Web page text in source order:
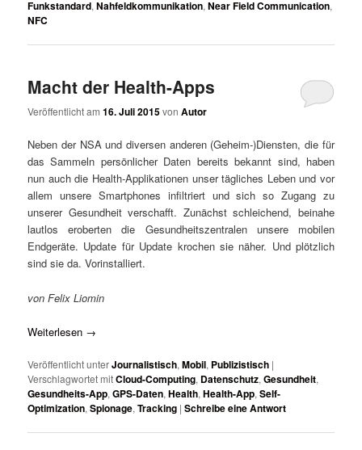
Funkstandard,Nahfeldkommunikation,Near Field Communication,
NFC
Macht der Health-Apps
Veröffentlicht am16. Juli 2015vonAutor
Neben der NSA und diversen anderen (Geheim-)Diensten, die für
das Sammeln persönlicher Daten bereits bekannt sind, haben
nun auch die Health-Applikationen unser tägliches Leben und vor
allem unsere Smartphones infiltriert und sich so Zugang zu
unserer Gesundheit verschafft. Zunächst schleichend, beinahe
lautlos eroberten die Gesundheitszentralen unsere mobilen
Endgeräte. Update für Update krochen sie näher. Und plötzlich
sind sie da. Vorinstalliert.
von Felix Liomin
Weiterlesen →
Veröffentlicht unterJournalistisch,Mobil, Publizistisch |
Verschlagwortet mitCloud-Computing, Datenschutz,Gesundheit,
Gesundheits-App,GPS-Daten,Health,Health-App,Self-
Optimization,Spionage,Tracking |Schreibe eine Antwort